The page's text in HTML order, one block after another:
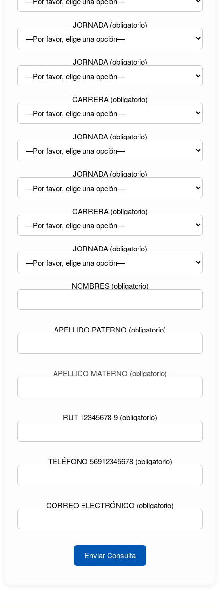
JORNADA (obligatorio)
JORNADA (obligatorio)
CARRERA (obligatorio)
JORNADA (obligatorio)
JORNADA (obligatorio)
CARRERA (obligatorio)
JORNADA (obligatorio)
NOMBRES (obligatorio)
APELLIDO PATERNO (obligatorio)
APELLIDO MATERNO (obligatorio)
RUT 12345678-9 (obligatorio)
TELÉFONO 56912345678 (obligatorio)
CORREO ELECTRÓNICO (obligatorio)